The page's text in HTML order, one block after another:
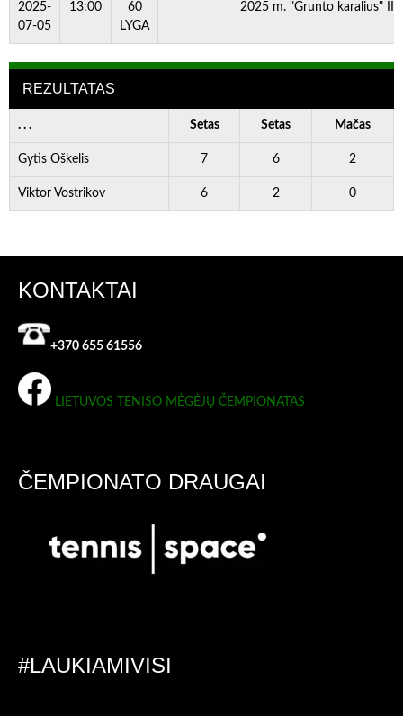
2025-
07-05
13:00
60
LYGA
2025 m. "Grunto karalius" III
REZULTATAS
. . . Setas Setas Mačas
Gytis Oškelis 7 6 2
Viktor Vostrikov 6 2 0
KONTAKTAI
+370 655 61556
LIETUVOS TENISO MĖGĖJŲ ČEMPIONATAS
ČEMPIONATO DRAUGAI
#LAUKIAMIVISI